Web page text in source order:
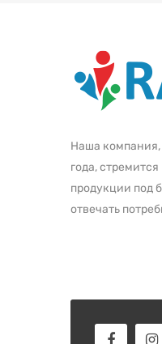
Наша компания,
года,
продукции под
отвечать